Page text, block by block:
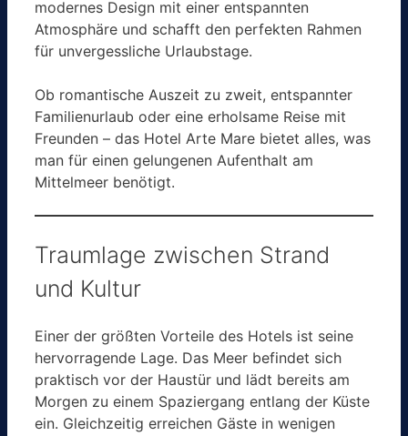
modernes Design mit einer entspannten
Atmosphäre und schafft den perfekten Rahmen
für unvergessliche Urlaubstage.
Ob romantische Auszeit zu zweit, entspannter
Familienurlaub oder eine erholsame Reise mit
Freunden – das Hotel Arte Mare bietet alles, was
man für einen gelungenen Aufenthalt am
Mittelmeer benötigt.
Traumlage zwischen Strand
und Kultur
Einer der größten Vorteile des Hotels ist seine
hervorragende Lage. Das Meer befindet sich
praktisch vor der Haustür und lädt bereits am
Morgen zu einem Spaziergang entlang der Küste
ein. Gleichzeitig erreichen Gäste in wenigen